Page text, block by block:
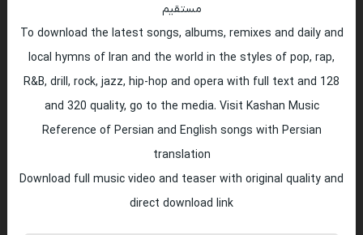
مستقیم
To download the latest songs, albums, remixes and daily and
local hymns of Iran and the world in the styles of pop, rap,
R&B, drill, rock, jazz, hip-hop and opera with full text and 128
and 320 quality, go to the media. Visit Kashan Music
Reference of Persian and English songs with Persian
translation
Download full music video and teaser with original quality and
direct download link